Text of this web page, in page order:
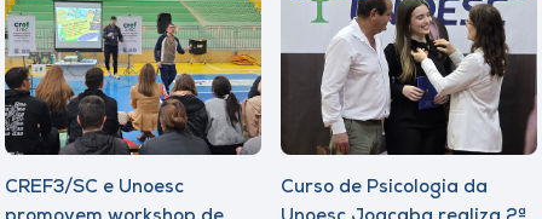
CREF3/SC e Unoesc
Curso de Psicologia da